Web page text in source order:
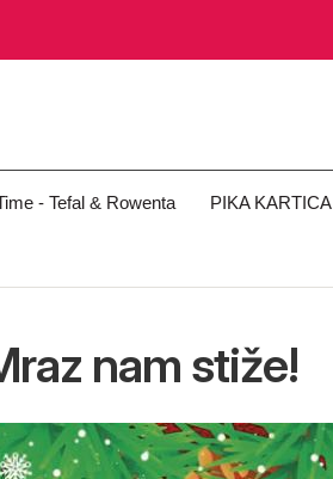
- Tefal & Rowenta PIKA KARTICA
nam stiže!